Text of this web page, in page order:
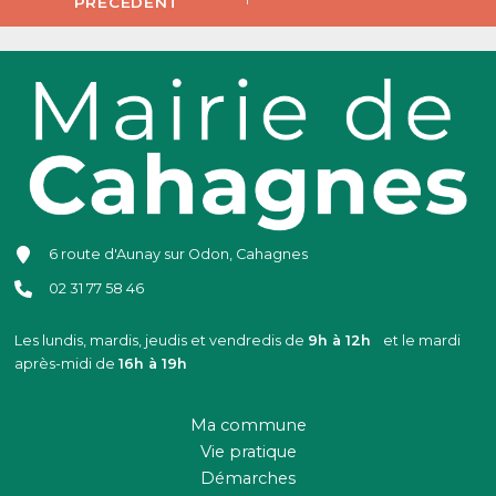
6 route d'Aunay sur Odon, Cahagnes
02 31 77 58 46
Les lundis, mardis, jeudis et vendredis de 9h à 12h et le mardi
après-midi de16h à 19h
Ma commune
Vie pratique
Démarches